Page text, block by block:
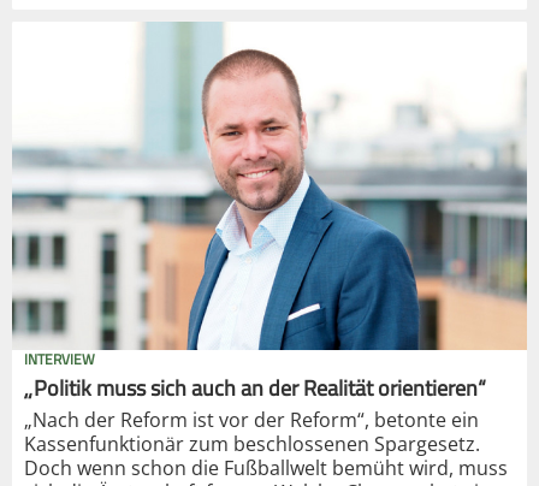
INTERVIEW
„Politik muss sich auch an der Realität orientieren“
„Nach der Reform ist vor der Reform“, betonte ein
Kassenfunktionär zum beschlossenen Spargesetz.
Doch wenn schon die Fußballwelt bemüht wird, muss